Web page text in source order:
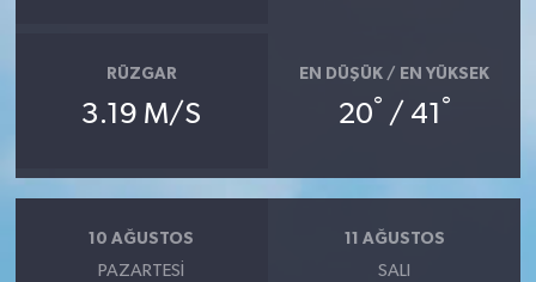
RÜZGAR
3.19 M/S
EN DÜŞÜK / EN YÜKSEK
20° / 41 °
10 AĞUSTOS
PAZARTESI
11 AĞUSTOS
SALI